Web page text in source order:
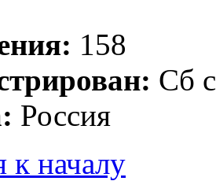
158
Сб
Россия
к началу